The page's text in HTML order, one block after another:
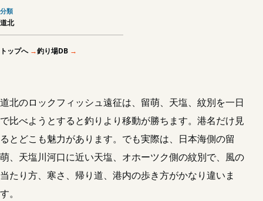
分類
道北
トップへ 釣り場DB
道北のロックフィッシュ遠征は、留萌、天塩、紋別を一日
で比べようとすると釣りより移動が勝ちます。港名だけ見
るとどこも魅力があります。でも実際は、日本海側の留
萌、天塩川河口に近い天塩、オホーツク側の紋別で、風の
当たり方、寒さ、帰り道、港内の歩き方がかなり違いま
す。